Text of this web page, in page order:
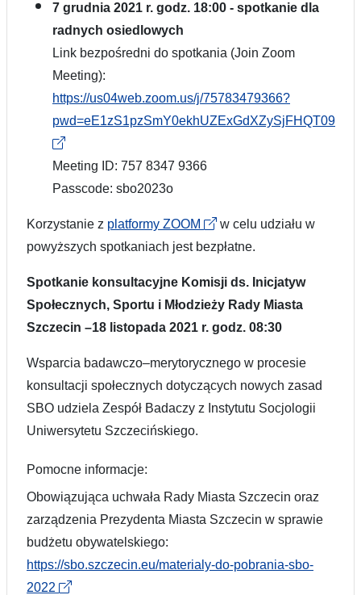
7 grudnia 2021 r. godz. 18:00 - spotkanie dla
radnych osiedlowych
Link bezpośredni do spotkania (Join Zoom
Meeting):
https://us04web.zoom.us/j/75783479366?
pwd=eE1zS1pzSmY0ekhUZExGdXZySjFHQT09
Meeting ID: 757 8347 9366
Passcode: sbo2023o
Korzystanie z platformy ZOOM
w celu udziału w
powyższych spotkaniach jest bezpłatne.
Spotkanie konsultacyjne Komisji ds. Inicjatyw
Społecznych, Sportu i Młodzieży Rady Miasta
Szczecin –18 listopada 2021 r. godz. 08:30
Wsparcia badawczo–merytorycznego w procesie
konsultacji społecznych dotyczących nowych zasad
SBO udziela Zespół Badaczy z Instytutu Socjologii
Uniwersytetu Szczecińskiego.
Pomocne informacje:
Obowiązująca uchwała Rady Miasta Szczecin oraz
zarządzenia Prezydenta Miasta Szczecin w sprawie
budżetu obywatelskiego:
https://sbo.szczecin.eu/materialy-do-pobrania-sbo-
2022